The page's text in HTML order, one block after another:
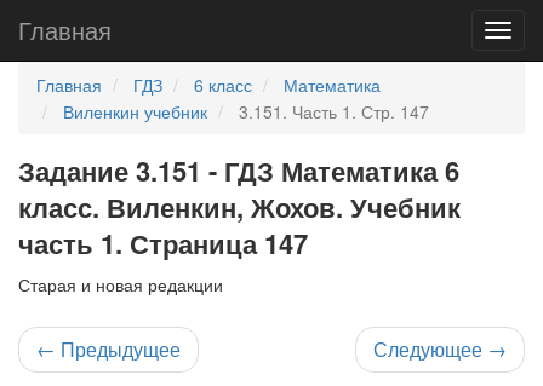
Главная
Главная ГДЗ 6 класс
Математика
Виленкин учебник
3.151. Часть 1. Стр. 147
Задание 3.151 - ГДЗ Математика 6
класс. Виленкин, Жохов. Учебник
часть 1. Страница 147
Старая и новая редакции
← Предыдущее Следующее →